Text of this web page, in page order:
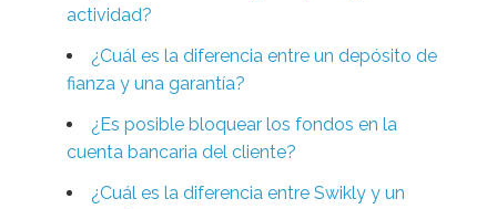
actividad?
¿Cuál es la diferencia entre un depósito de
fianza y una garantía?
¿Es posible bloquear los fondos en la
cuenta bancaria del cliente?
¿Cuál es la diferencia entre Swikly y un